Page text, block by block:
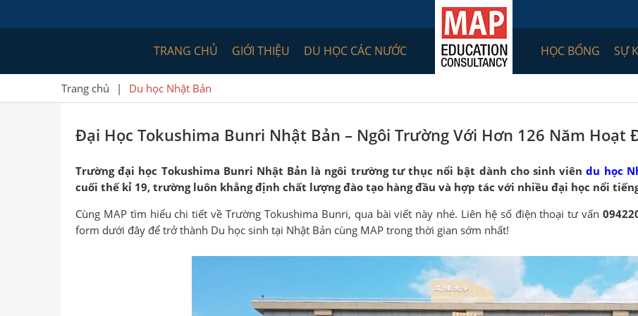
TRANG CHỦ GIỚI THIỆU DU HỌC CÁC NƯỚC HỌC BỔNG SỰ
Trang chủ | Du học Nhật Bản
Đại Học Tokushima Bunri Nhật Bản – Ngôi Trường Với Hơn 126 Năm Hoạt
Trường đại học Tokushima Bunri Nhật Bản là ngôi trường tư thục nổi bật dành cho sinh viêndu học
cuối thế kỉ 19, trường luôn khẳng định chất lượng đào tạo hàng đầu và hợp tác với nhiều đại học nổi
Cùng MAP tìm hiểu chi tiết về Trường Tokushima Bunri, qua bài viết này nhé. Liên hệ số điện thoại tư vấn
form dưới đây để trở thành Du học sinh tại Nhật Bản cùng MAP trong thời gian sớm nhất!